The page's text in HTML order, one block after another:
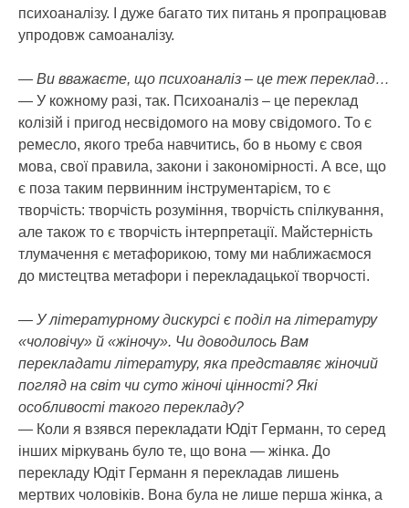
психоаналізу. І дуже багато тих питань я пропрацював
упродовж самоаналізу.
— Ви вважаєте, що психоаналіз – це теж переклад…
— У кожному разі, так. Психоаналіз – це переклад
колізій і пригод несвідомого на мову свідомого. То є
ремесло, якого треба навчитись, бо в ньому є своя
мова, свої правила, закони і закономірності. А все, що
є поза таким первинним інструментарієм, то є
творчість: творчість розуміння, творчість спілкування,
але також то є творчість інтерпретації. Майстерність
тлумачення є метафорикою, тому ми наближаємося
до мистецтва метафори і перекладацької творчості.
— У літературному дискурсі є поділ на літературу
«чоловічу» й «жіночу». Чи доводилось Вам
перекладати літературу, яка представляє жіночий
погляд на світ чи суто жіночі цінності? Які
особливості такого перекладу?
— Коли я взявся перекладати Юдіт Германн, то серед
інших міркувань було те, що вона — жінка. До
перекладу Юдіт Германн я перекладав лишень
мертвих чоловіків. Вона була не лише перша жінка, а